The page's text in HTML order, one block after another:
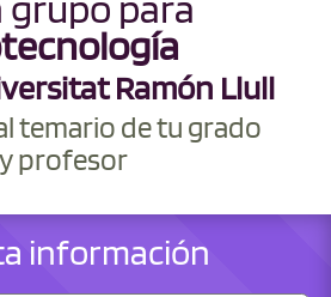
Ramón Llull
temario de tu grado
y profesor
información